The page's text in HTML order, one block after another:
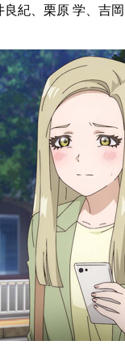
紀、栗原 学、吉